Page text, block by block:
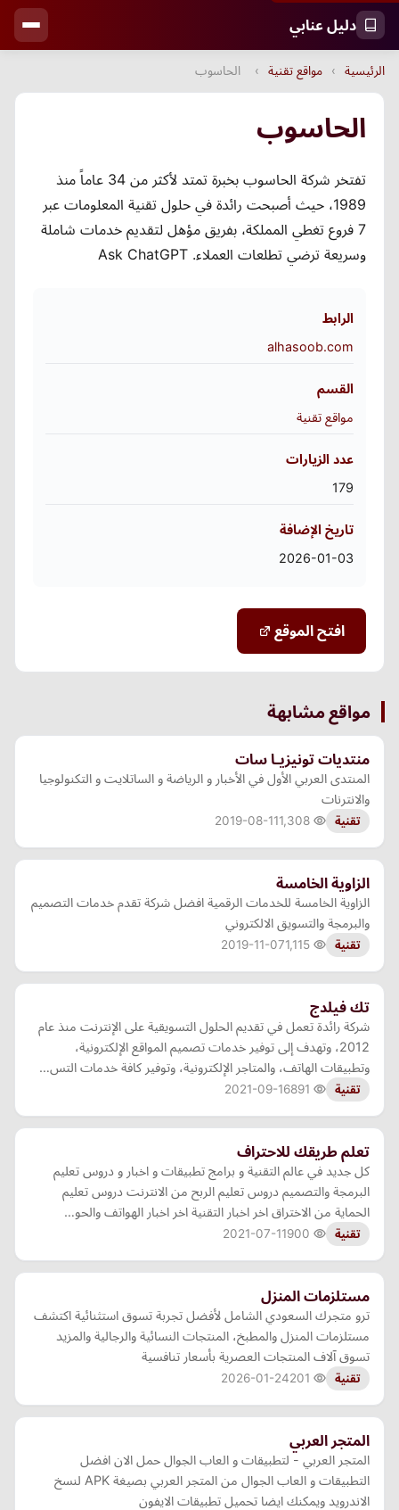
دليل عنابي
الرئيسية › مواقع تقنية › الحاسوب
الحاسوب
تفتخر شركة الحاسوب بخبرة تمتد لأكثر من 34 عاماً منذ
1989، حيث أصبحت رائدة في حلول تقنية المعلومات عبر
7 فروع تغطي المملكة، بفريق مؤهل لتقديم خدمات شاملة
وسريعة ترضي تطلعات العملاء. Ask ChatGPT
الرابط
alhasoob.com
القسم
مواقع تقنية
عدد الزيارات
179
تاريخ الإضافة
2026-01-03
افتح الموقع
مواقع مشابهة
منتديات تونيزيـا سات
المنتدى العربي الأول في الأخبار و الرياضة و الساتلايت و التكنولوجيا
والانترنات
تقنية 2019-08-11
الزاوية الخامسة
الزاوية الخامسة للخدمات الرقمية افضل شركة تقدم خدمات التصميم
والبرمجة والتسويق الالكتروني
تقنية 2019-11-07
تك فيلدج
شركة رائدة تعمل في تقديم الحلول التسويقية على الإنترنت منذ عام
2012، وتهدف إلى توفير خدمات تصميم المواقع الإلكترونية،
وتطبيقات الهاتف، والمتاجر الإلكترونية، وتوفير كافة خدمات التس…
تقنية 2021-09-16
تعلم طريقك للاحتراف
كل جديد في عالم التقنية و برامج تطبيقات و اخبار و دروس تعليم
البرمجة والتصميم دروس تعليم الربح من الانترنت دروس تعليم
الحماية من الاختراق اخر اخبار التقنية اخر اخبار الهواتف والحو…
تقنية 2021-07-11
مستلزمات المنزل
ترو متجرك السعودي الشامل لأفضل تجربة تسوق استثنائية اكتشف
مستلزمات المنزل والمطبخ، المنتجات النسائية والرجالية والمزيد
تسوق آلاف المنتجات العصرية بأسعار تنافسية
تقنية 2026-01-24
المتجر العربي
المتجر العربي - لتطبيقات و العاب الجوال حمل الان افضل
التطبيقات و العاب الجوال من المتجر العربي بصيغة APK لنسخ
الاندرويد ويمكنك ايضا تحميل تطبيقات الايفون